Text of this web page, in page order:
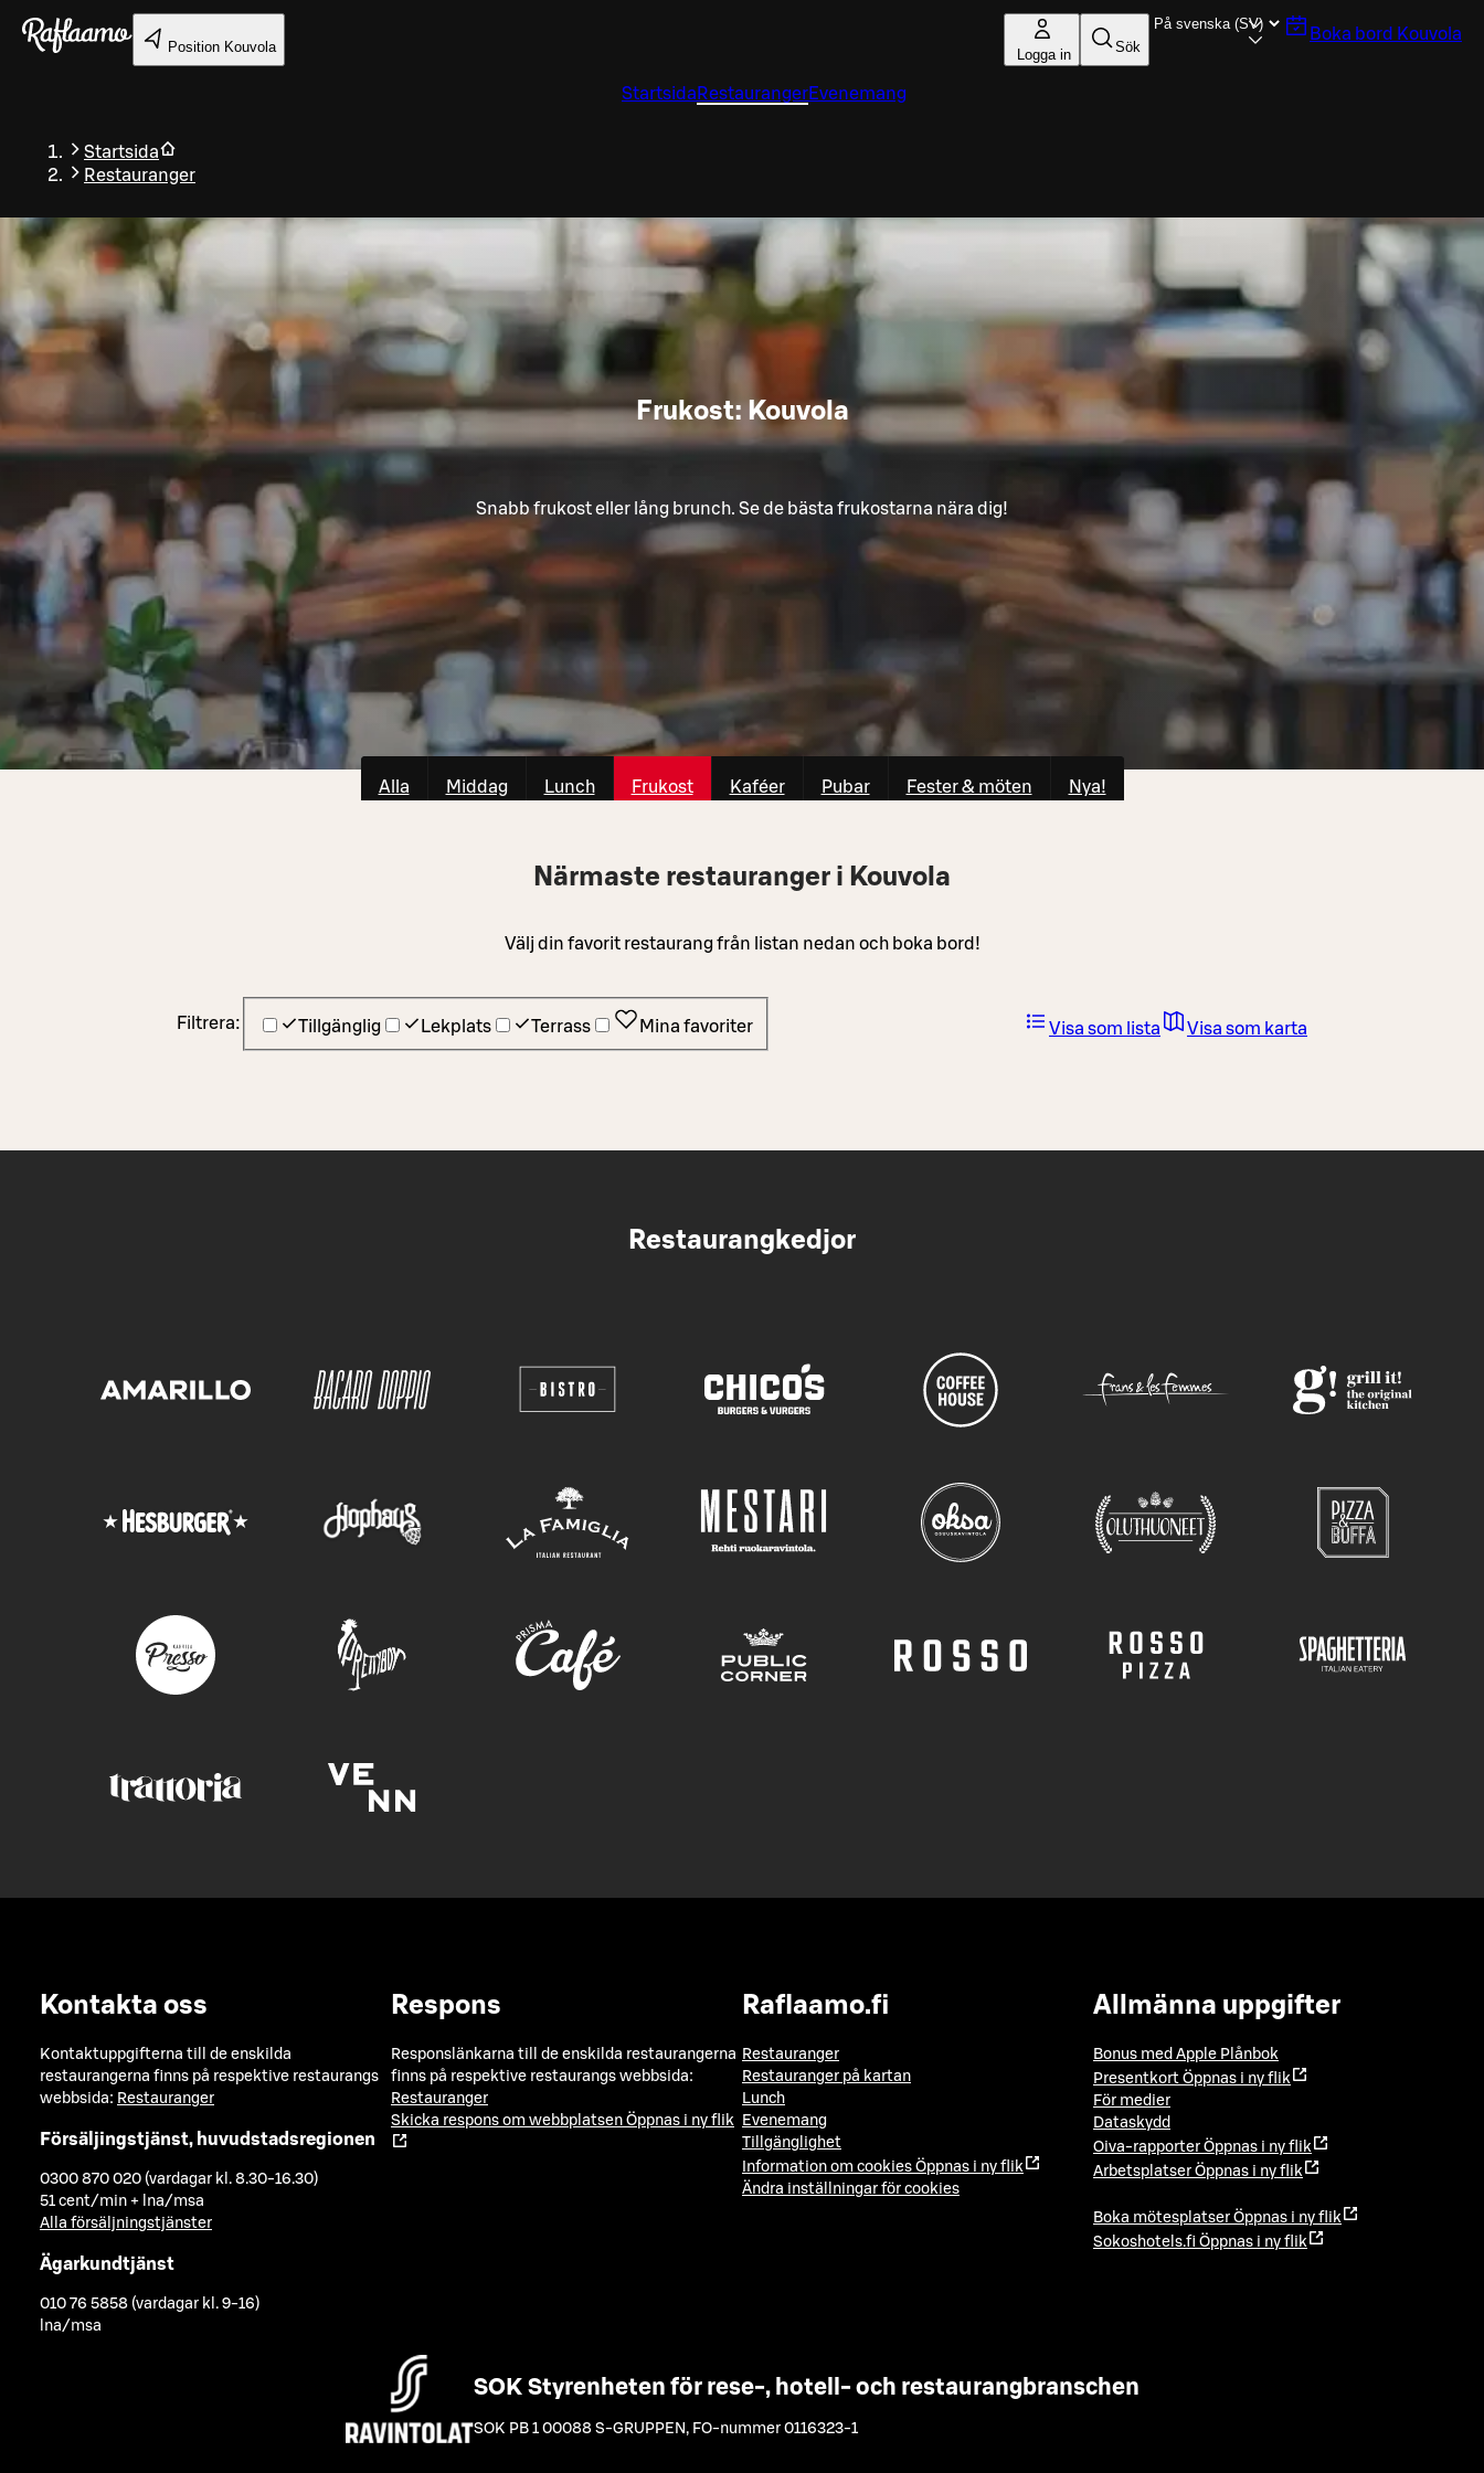
Gå till huvudinnehållet
Position Kouvola Logga in Sök
Boka bord Kouvola
Startsida RestaurangerEvenemang
Startsida
Restauranger
Frukost: Kouvola
Snabb frukost eller lång brunch. Se de bästa frukostarna nära dig!
Alla Middag Lunch Frukost Kaféer Pubar Fester & möten Nya!
Närmaste restauranger i Kouvola
Välj din favorit restaurang från listan nedan och boka bord!
Filtrera: Tillgänglig Lekplats Terrass Mina favoriter Visa som lista Visa som karta
Restaurangkedjor
Kontakta oss
Kontaktuppgifterna till de enskilda
restaurangerna finns på respektive restaurangs
webbsida: Restauranger
Försäljingstjänst, huvudstadsregionen
0300 870 020 (vardagar kl. 8.30-16.30)
51 cent/min + lna/msa
Alla försäljningstjänster
Ägarkundtjänst
010 76 5858 (vardagar kl. 9-16)
lna/msa
Respons
Responslänkarna till de enskilda restaurangerna
finns på respektive restaurangs webbsida:
Restauranger
Skicka respons om webbplatsen Öppnas i ny flik
Raflaamo.fi
Restauranger
Restauranger på kartan
Lunch
Evenemang
Tillgänglighet
Information om cookies Öppnas i ny flik
Ändra inställningar för cookies
Allmänna uppgifter
Bonus med Apple Plånbok
Presentkort Öppnas i ny flik
För medier
Dataskydd
Oiva-rapporter Öppnas i ny flik
Arbetsplatser Öppnas i ny flik
Boka mötesplatser Öppnas i ny flik
Sokoshotels.fi Öppnas i ny flik
SOK Styrenheten för rese-, hotell- och restaurangbranschen
SOK PB 1 00088 S-GRUPPEN , FO-nummer 0116323-1